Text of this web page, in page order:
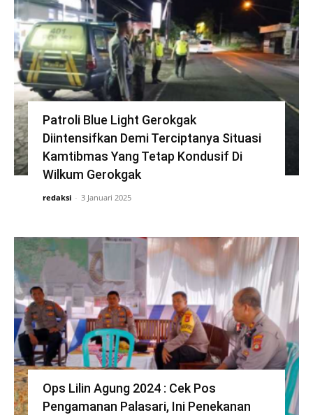
Patroli Blue Light Gerokgak
Diintensifkan Demi Terciptanya Situasi
Kamtibmas Yang Tetap Kondusif Di
Wilkum Gerokgak
redaksi - 3 Januari 2025
Ops Lilin Agung 2024 : Cek Pos
Pengamanan Palasari, Ini Penekanan